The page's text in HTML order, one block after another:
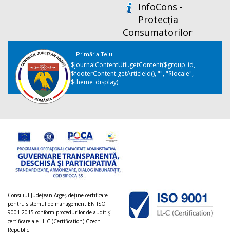
InfoCons -
Protecția
Consumatorilor
Primăria Teiu
$journalContentUtil.getContent($group_id,
$footerContent.getArticleId(), "", "$locale",
$theme_display)
Consiliul Judeţean Argeș deţine certificare
pentru sistemul de management EN ISO
9001:2015 conform procedurilor de audit şi
certificare ale LL-C (Certification) Czech
Republic